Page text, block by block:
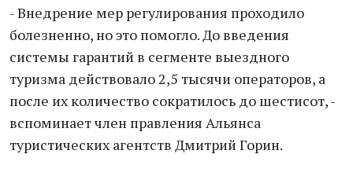
- Внедрение мер регулирования проходило
болезненно, но это помогло. До введения
системы гарантий в сегменте выездного
туризма действовало 2,5 тысячи операторов, а
после их количество сократилось до шестисот, -
вспоминает член правления Альянса
туристических агентств Дмитрий Горин.